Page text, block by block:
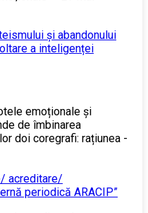
și abandonului
a inteligenței
emoționale și
de îmbinarea
doi coregrafi: rațiunea -
acreditare/
periodică ARACIP”